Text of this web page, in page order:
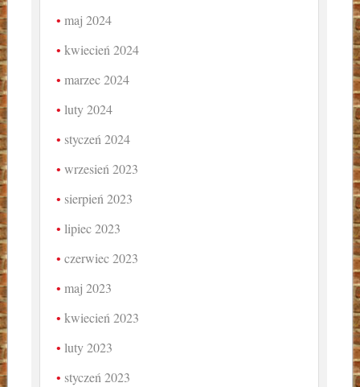
maj 2024
kwiecień 2024
marzec 2024
luty 2024
styczeń 2024
wrzesień 2023
sierpień 2023
lipiec 2023
czerwiec 2023
maj 2023
kwiecień 2023
luty 2023
styczeń 2023